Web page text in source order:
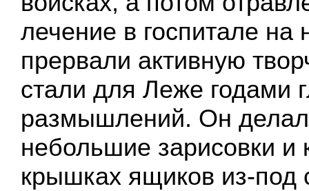
лечение в госпитале на
прервали активную
стали для Леже годами
размышлений. Он
небольшие зарисовки и
крышках ящиков из-под